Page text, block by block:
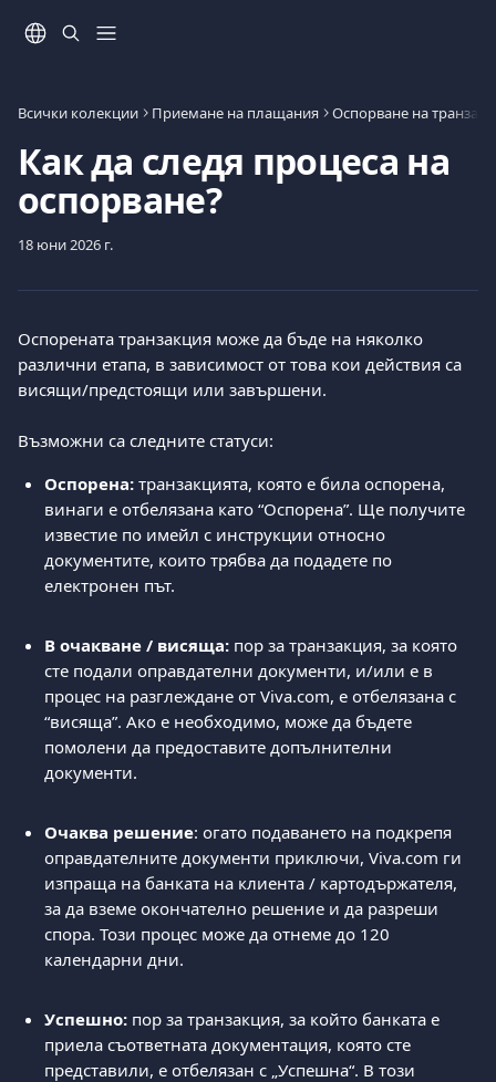
Всички колекции Приемане на плащания Оспорване на
Как да следя процеса на
оспорване?
18 юни 2026 г.
Оспорената транзакция може да бъде на няколко
различни етапа, в зависимост от това кои действия са
висящи/предстоящи или завършени.
Възможни са следните статуси:
Оспорена: транзакцията, която е била оспорена,
винаги е отбелязана като “Оспорена”. Ще получите
известие по имейл с инструкции относно
документите, които трябва да подадете по
електронен път.
В очакване / висяща: пор за транзакция, за която
сте подали оправдателни документи, и/или е в
процес на разглеждане от Viva.com, е отбелязана с
“висяща”. Ако е необходимо, може да бъдете
помолени да предоставите допълнителни
документи.
Очаква решение: огато подаването на подкрепя
оправдателните документи приключи, Viva.com ги
изпраща на банката на клиента / картодържателя,
за да вземе окончателно решение и да разреши
спора. Този процес може да отнеме до 120
календарни дни.
Успешно: пор за транзакция, за който банката е
приела съответната документация, която сте
представили, е отбелязан с „Успешна“. В този